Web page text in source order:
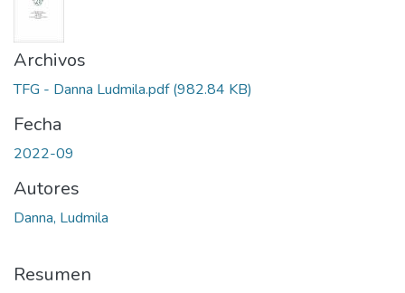
Archivos
TFG - Danna Ludmila.pdf(982.84 KB)
Fecha
2022-09
Autores
Danna, Ludmila
Resumen